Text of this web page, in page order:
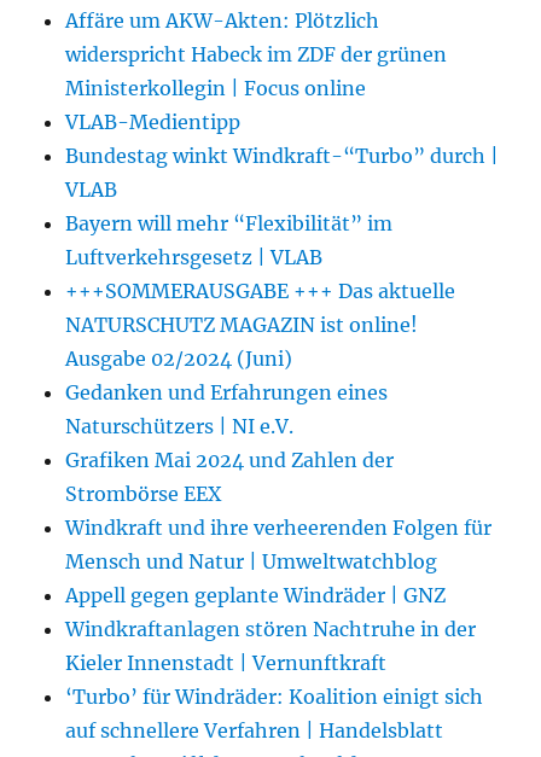
Affäre um AKW-Akten: Plötzlich
widerspricht Habeck im ZDF der grünen
Ministerkollegin | Focus online
VLAB-Medientipp
Bundestag winkt Windkraft-“Turbo” durch |
VLAB
Bayern will mehr “Flexibilität” im
Luftverkehrsgesetz | VLAB
+++SOMMERAUSGABE +++ Das aktuelle
NATURSCHUTZ MAGAZIN ist online!
Ausgabe 02/2024 (Juni)
Gedanken und Erfahrungen eines
Naturschützers | NI e.V.
Grafiken Mai 2024 und Zahlen der
Strombörse EEX
Windkraft und ihre verheerenden Folgen für
Mensch und Natur | Umweltwatchblog
Appell gegen geplante Windräder | GNZ
Windkraftanlagen stören Nachtruhe in der
Kieler Innenstadt | Vernunftkraft
‘Turbo’ für Windräder: Koalition einigt sich
auf schnellere Verfahren | Handelsblatt